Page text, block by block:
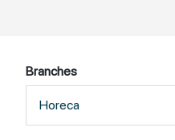
Branches
Horeca